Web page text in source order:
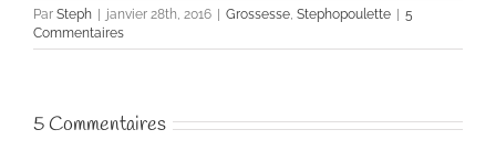
Par Steph | janvier 28th, 2016 | Grossesse, Stephopoulette | 5
Commentaires
5 Commentaires